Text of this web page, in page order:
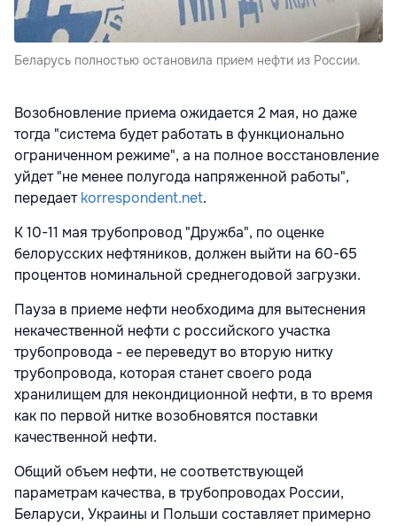
Беларусь полностью остановила прием нефти из России.
Возобновление приема ожидается 2 мая, но даже
тогда "система будет работать в функционально
ограниченном режиме", а на полное восстановление
уйдет "не менее полугода напряженной работы",
передаетkorrespondent.net.
К 10-11 мая трубопровод "Дружба", по оценке
белорусских нефтяников, должен выйти на 60-65
процентов номинальной среднегодовой загрузки.
Пауза в приеме нефти необходима для вытеснения
некачественной нефти с российского участка
трубопровода - ее переведут во вторую нитку
трубопровода, которая станет своего рода
хранилищем для некондиционной нефти, в то время
как по первой нитке возобновятся поставки
качественной нефти.
Общий объем нефти, не соответствующей
параметрам качества, в трубопроводах России,
Беларуси, Украины и Польши составляет примерно